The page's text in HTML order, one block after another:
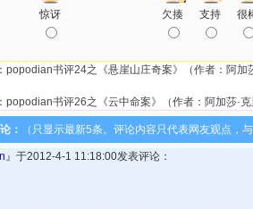
惊讶 欠揍 支持 很
popodian书评24之《悬崖山庄奇案》（作者：阿加
popodian书评26之《云中命案》（作者：阿加莎·
： （只显示最新5条。评论内容只代表网友观点，
』于2012-4-1 11:18:00发表评论：